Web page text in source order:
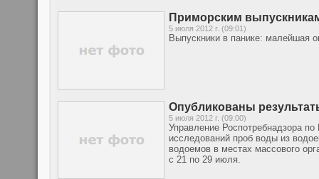
Приморским
5 июля 2012 г. (09:01)
Выпускники в панике: малейшая
Опубликованы
5 июля 2012 г. (09:00)
Управление Роспотребнадзора
исследований проб воды из
водоемов в местах массового
с 21 по 29 июля.